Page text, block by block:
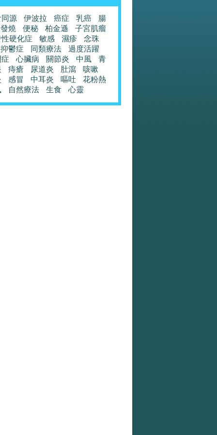
源 伊波拉 癌症 乳癌
腸
發燒
便秘 柏金遜
子宮肌瘤
硬化症
敏感 濕疹
念珠
抑鬱症
同類療法
過度活躍
心臟病 關節炎 中風
青
痔瘡 尿道炎 肚瀉
咳嗽
感冒 中耳炎 嘔吐
花粉熱
自然療法 生食 心靈